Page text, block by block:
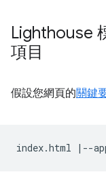
Lighthouse
項目
假設您網頁的關鍵